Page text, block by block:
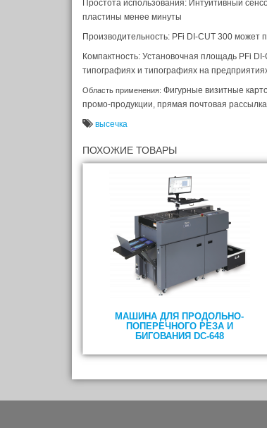
Простота использования: Интуитивный
пластины менее минуты
Производительность: PFi DI-CUT 300 может
Компактность: Установочная площадь PFi
типографиях и типографиях на
Область применения: Фигурные визитные
промо-продукции, прямая почтовая
высечка
ПОХОЖИЕ ТОВАРЫ
МАШИНА ДЛЯ ПРОДОЛЬНО-
ПОПЕРЕЧНОГО РЕЗА И
БИГОВАНИЯ DC-648